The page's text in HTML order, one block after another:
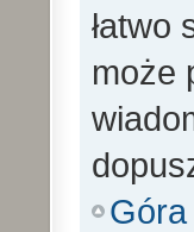
łatwo
może
Góra